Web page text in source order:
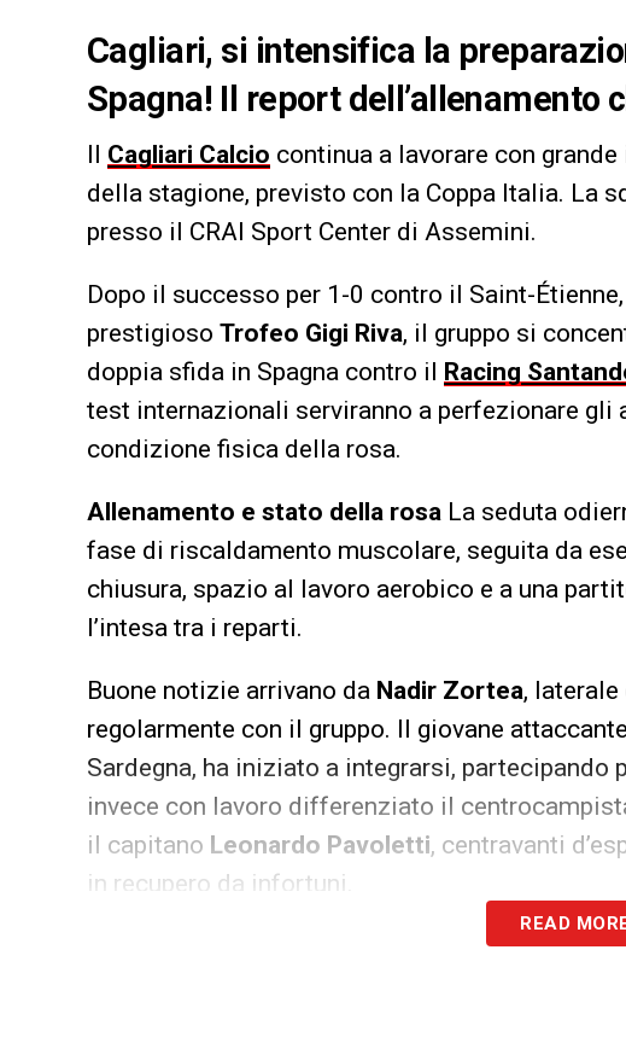
Cagliari, si intensifica la
Spagna! Il report dell’allenamento
Il Cagliari Calcio continua a lavorare con
della stagione, previsto con la Coppa Italia. La
presso il CRAI Sport Center di Assemini.
Dopo il successo per 1-0 contro il Saint-
prestigioso Trofeo Gigi Riva, il gruppo si
doppia sfida in Spagna contro il Racing
test internazionali serviranno a perfezionare
condizione fisica della rosa.
Allenamento e stato della rosa La seduta
fase di riscaldamento muscolare, seguita da
chiusura, spazio al lavoro aerobico e a una
l’intesa tra i reparti.
Buone notizie arrivano da Nadir Zortea,
regolarmente con il gruppo. Il giovane
Sardegna, ha iniziato a integrarsi, partecipando
invece con lavoro differenziato il
il capitano Leonardo Pavoletti, centravanti
in recupero da infortuni.
Evento sold-out a Tharros per la
READ